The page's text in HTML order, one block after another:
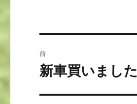
稿
前
前
投
新車買いました